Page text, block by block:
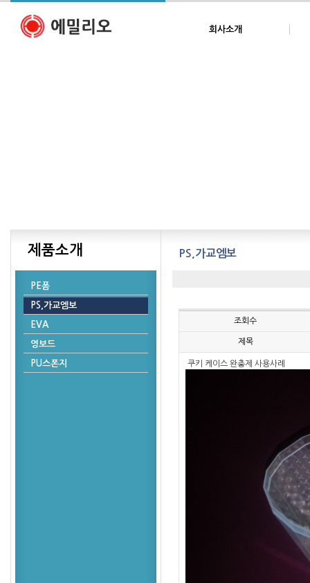
회사소개
제품소개
PE폼
PS,가교엠보
EVA
영보드
PU스폰지
PS,가교엠보
조회수
제목
쿠키 케이스 완충제 사용사례